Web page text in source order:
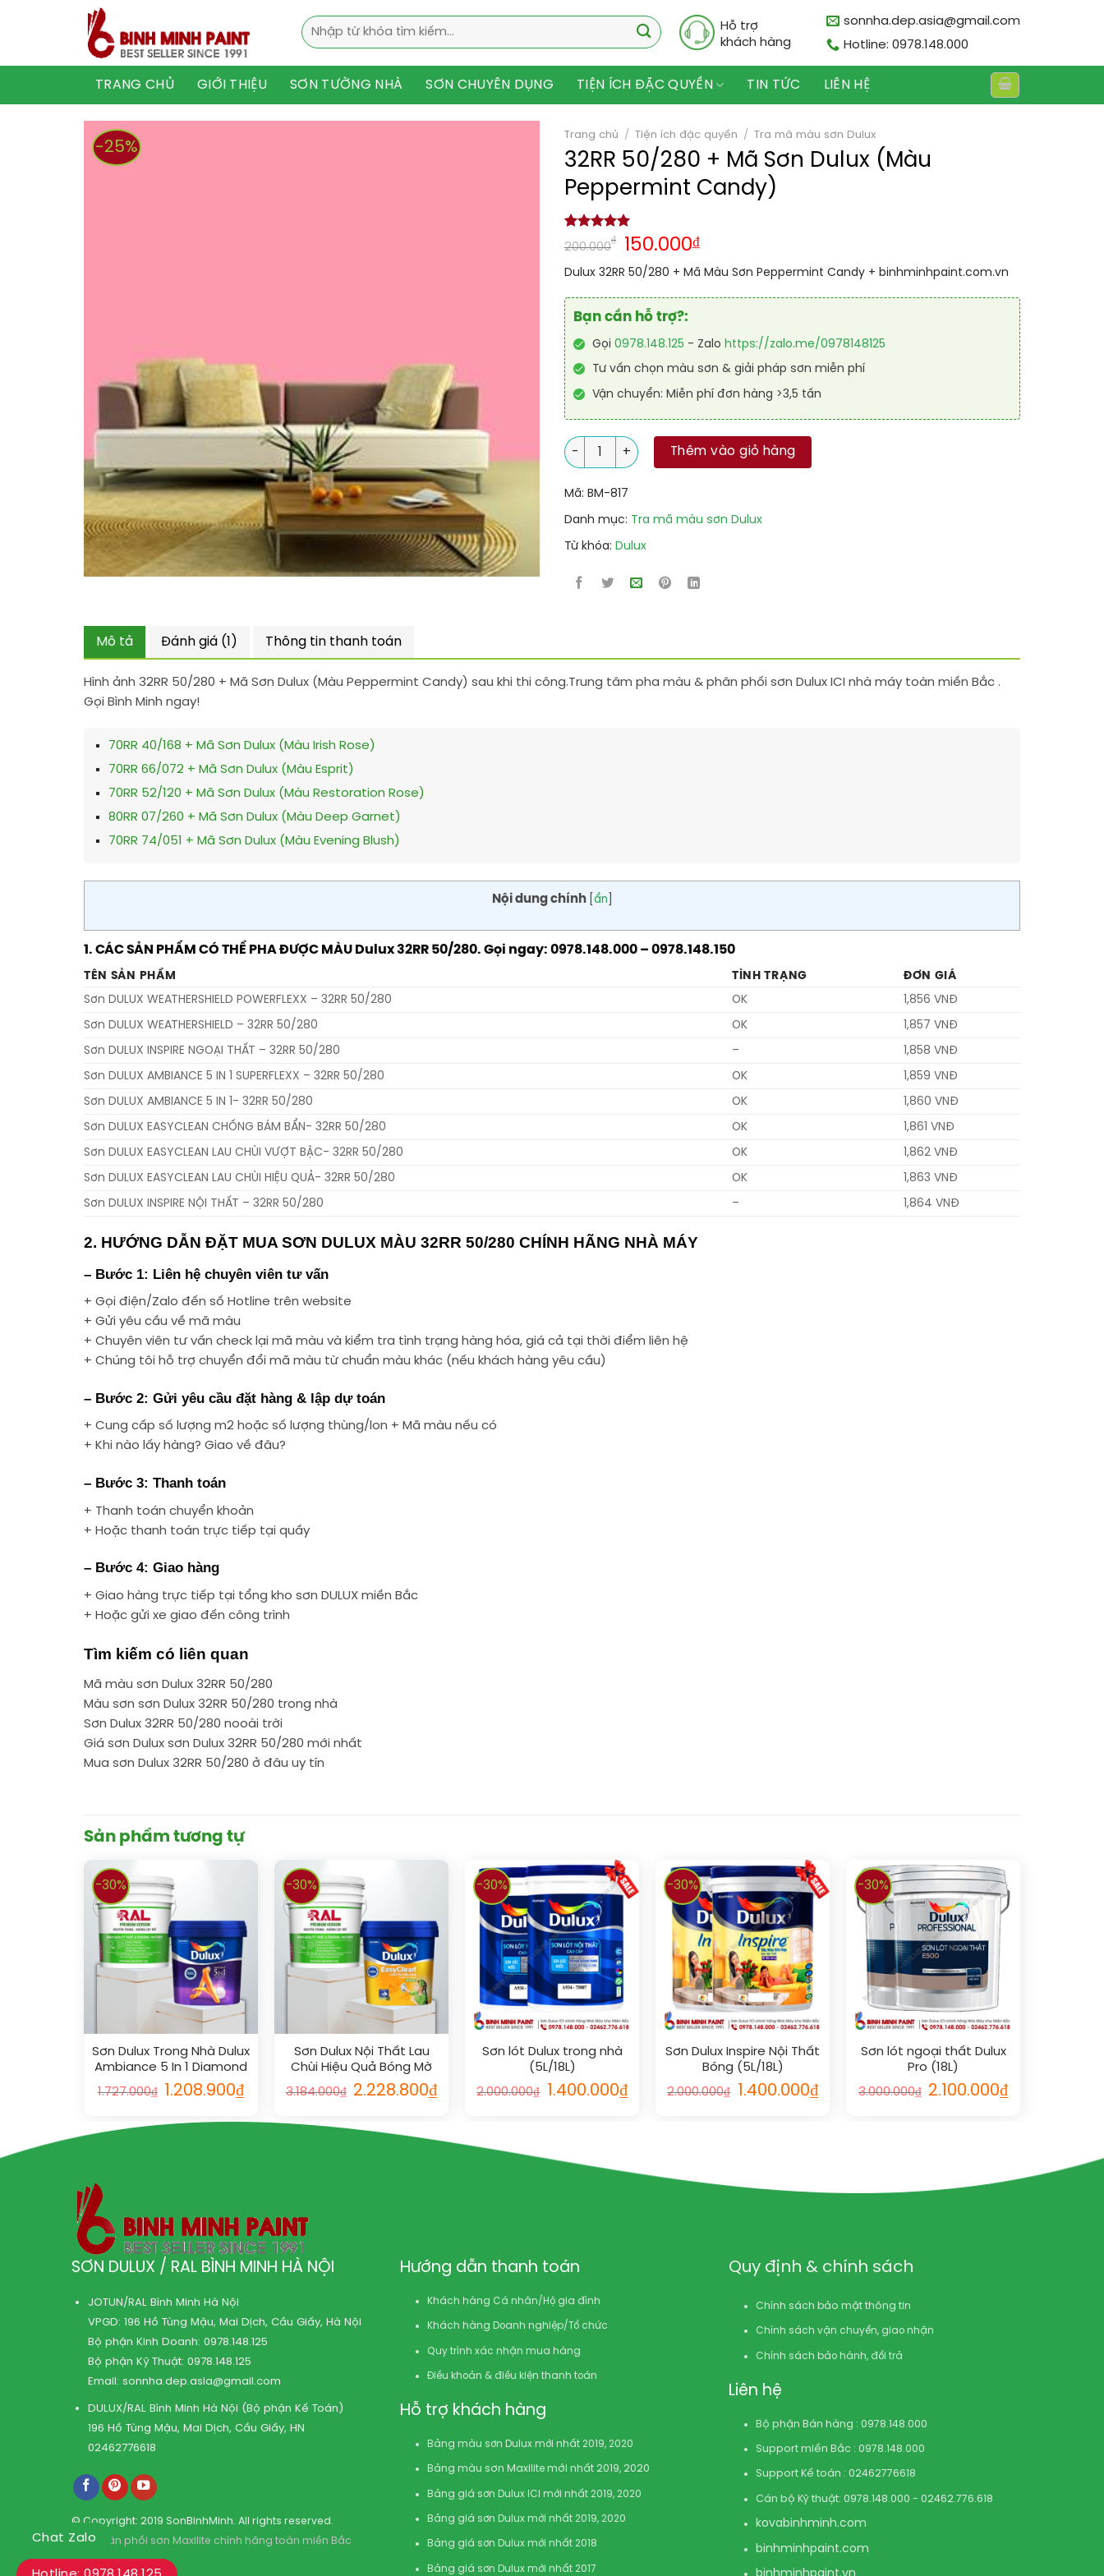
Tìm
kiếm:
Hỗ trợ
khách hàng
sonnha.dep.asia@gmail.com
Hotline: 0978.148.000
TRANG CHỦ GIỚI THIỆU SƠN TƯỜNG NHÀ SƠN CHUYÊN DỤNG TIỆN ÍCH ĐẶC QUYỀN TIN TỨC LIÊN HỆ
-25%
Trang chủ / Tiện ích đặc quyền / Tra mã màu sơn Dulux
32RR 50/280 + Mã Sơn Dulux (Màu
Peppermint Candy)
5.00 trên 5
dựa trên
1
đánh giá
200.000
₫ 150.000₫
Dulux 32RR 50/280 + Mã Màu Sơn Peppermint Candy + binhminhpaint.com.vn
Bạn cần hỗ trợ?:
Gọi 0978.148.125 - Zalo https://zalo.me/0978148125
Tư vấn chọn màu sơn & giải pháp sơn miễn phí
Vận chuyển: Miễn phí đơn hàng >3,5 tấn
32RR 50/280 + Mã Sơn Dulux (Màu Peppermint Candy) số lượng
Thêm vào giỏ hàng
Mã: BM-817
Danh mục: Tra mã màu sơn Dulux
Từ khóa: Dulux
Mô tả Đánh giá (1) Thông tin thanh toán
Hình ảnh 32RR 50/280 + Mã Sơn Dulux (Màu Peppermint Candy) sau khi thi công.Trung tâm pha màu & phân phối sơn Dulux ICI nhà máy toàn miền Bắc .
Gọi Bình Minh ngay!
70RR 40/168 + Mã Sơn Dulux (Màu Irish Rose)
70RR 66/072 + Mã Sơn Dulux (Màu Esprit)
70RR 52/120 + Mã Sơn Dulux (Màu Restoration Rose)
80RR 07/260 + Mã Sơn Dulux (Màu Deep Garnet)
70RR 74/051 + Mã Sơn Dulux (Màu Evening Blush)
Nội dung chính ẩn
1. CÁC SẢN PHẨM CÓ THỂ PHA ĐƯỢC MÀU Dulux 32RR 50/280. Gọi ngay: 0978.148.000 – 0978.148.150
TÊN SẢN PHẨM TÌNH TRẠNG ĐƠN GIÁ
Sơn DULUX WEATHERSHIELD POWERFLEXX – 32RR 50/280 OK 1,856 VNĐ
Sơn DULUX WEATHERSHIELD – 32RR 50/280 OK 1,857 VNĐ
Sơn DULUX INSPIRE NGOẠI THẤT – 32RR 50/280 – 1,858 VNĐ
Sơn DULUX AMBIANCE 5 IN 1 SUPERFLEXX – 32RR 50/280 OK 1,859 VNĐ
Sơn DULUX AMBIANCE 5 IN 1- 32RR 50/280 OK 1,860 VNĐ
Sơn DULUX EASYCLEAN CHỐNG BÁM BẨN- 32RR 50/280 OK 1,861 VNĐ
Sơn DULUX EASYCLEAN LAU CHÙI VƯỢT BẬC- 32RR 50/280 OK 1,862 VNĐ
Sơn DULUX EASYCLEAN LAU CHÙI HIỆU QUẢ- 32RR 50/280 OK 1,863 VNĐ
Sơn DULUX INSPIRE NỘI THẤT – 32RR 50/280 – 1,864 VNĐ
2. HƯỚNG DẪN ĐẶT MUA SƠN DULUX MÀU 32RR 50/280 CHÍNH HÃNG NHÀ MÁY
– Bước 1: Liên hệ chuyên viên tư vấn
+ Gọi điện/Zalo đến số Hotline trên website
+ Gửi yêu cầu về mã màu
+ Chuyên viên tư vấn check lại mã màu và kiểm tra tình trạng hàng hóa, giá cả tại thời điểm liên hệ
+ Chúng tôi hỗ trợ chuyển đổi mã màu từ chuẩn màu khác (nếu khách hàng yêu cầu)
– Bước 2: Gửi yêu cầu đặt hàng & lập dự toán
+ Cung cấp số lượng m2 hoặc số lượng thùng/lon + Mã màu nếu có
+ Khi nào lấy hàng? Giao về đâu?
– Bước 3: Thanh toán
+ Thanh toán chuyển khoản
+ Hoặc thanh toán trực tiếp tại quầy
– Bước 4: Giao hàng
+ Giao hàng trực tiếp tại tổng kho sơn DULUX miền Bắc
+ Hoặc gửi xe giao đến công trình
Tìm kiếm có liên quan
Mã màu sơn Dulux 32RR 50/280
Màu sơn sơn Dulux 32RR 50/280 trong nhà
Sơn Dulux 32RR 50/280 nooài trời
Giá sơn Dulux sơn Dulux 32RR 50/280 mới nhất
Mua sơn Dulux 32RR 50/280 ở đâu uy tín
Sản phẩm tương tự
-30%
Sơn Dulux Trong Nhà Dulux
Ambiance 5 In 1 Diamond
Glow Bóng
1.727.000₫ 1.208.900₫
-30%
Sơn Dulux Nội Thất Lau
Chùi Hiệu Quả Bóng Mờ
3.184.000₫ 2.228.800₫
-30%
Sơn lót Dulux trong nhà
(5L/18L)
2.000.000₫ 1.400.000₫
-30%
Sơn Dulux Inspire Nội Thất
Bóng (5L/18L)
2.000.000₫ 1.400.000₫
-30%
Sơn lót ngoại thất Dulux
Pro (18L)
3.000.000₫ 2.100.000₫
SƠN DULUX / RAL BÌNH MINH HÀ NỘI
JOTUN/RAL Bình Minh Hà Nội
VPGD: 196 Hồ Tùng Mậu, Mai Dịch, Cầu Giấy, Hà Nội
Bộ phận Kinh Doanh:0978.148.125
Bộ phận Kỹ Thuật:0978.148.125
Email: sonnha.dep.asia@gmail.com
DULUX/RAL Bình Minh Hà Nội (Bộ phận Kế Toán)
196 Hồ Tùng Mậu, Mai Dịch, Cầu Giấy, HN
02462776618
© Copyright: 2019 SonBinhMinh. All rights reserved.
Kho phân phối sơn Maxilite chính hãng toàn miền Bắc
Hướng dẫn thanh toán
Khách hàng Cá nhân/Hộ gia đình
Khách hàng Doanh nghiệp/Tổ chức
Quy trình xác nhận mua hàng
Điều khoản & điều kiện thanh toán
Hỗ trợ khách hàng
Bảng màu sơn Dulux mới nhất 2019, 2020
Bảng màu sơn Maxilite mới nhất 2019, 2020
Bảng giá sơn Dulux ICI mới nhất 2019, 2020
Bảng giá sơn Dulux mới nhất 2019, 2020
Bảng giá sơn Dulux mới nhất 2018
Bảng giá sơn Dulux mới nhất 2017
Quy định & chính sách
Chính sách bảo mật thông tin
Chính sách vận chuyển, giao nhận
Chính sách bảo hành, đổi trả
Liên hệ
Bộ phận Bán hàng : 0978.148.000
Support miền Bắc : 0978.148.000
Support Kế toán : 02462776618
Cán bộ Kỹ thuật: 0978.148.000 - 02462.776.618
kovabinhminh.com
binhminhpaint.com
Chat Zalo